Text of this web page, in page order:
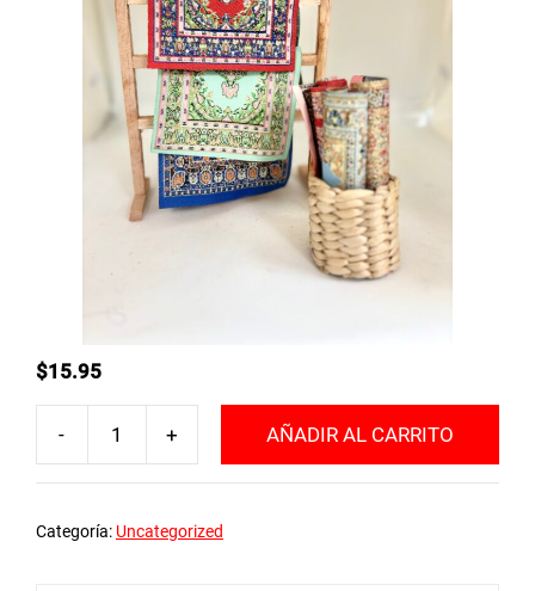
$15.95
-
de
de
+ AÑADIR AL CARRITO
Categoría: Uncategorized